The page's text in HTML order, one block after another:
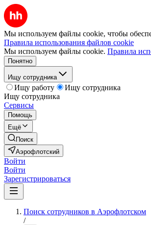
Мы используем файлы cookie, чтобы
Правила использования файлов cookie
Мы используем файлы cookie. Правила
Понятно
Ищу сотрудника
Ищу работу
Ищу сотрудника
Ищу сотрудника
Сервисы
Помощь
Ещё
Поиск
Аэрофлотский
Войти
Войти
Зарегистрироваться
Поиск сотрудников в Аэрофлотском
/